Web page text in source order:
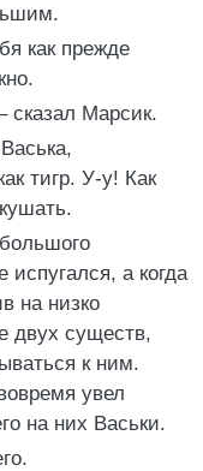
как прежде
сказал Марсик.
тигр. У-у! Как
испугался, а когда
на низко
двух существ,
к ним.
увел
на них Васьки.